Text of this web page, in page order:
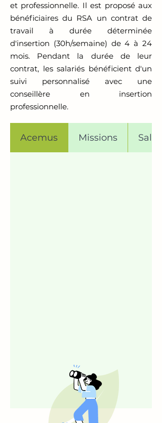
et professionnelle. Il est proposé aux
bénéficiaires du RSA un contrat de
travail à durée déterminée
d'insertion (30h/semaine) de 4 à 24
mois. Pendant la durée de leur
contrat, les salariés bénéficient d'un
suivi personnalisé avec une
conseillère en insertion
professionnelle.
Acemus Missions